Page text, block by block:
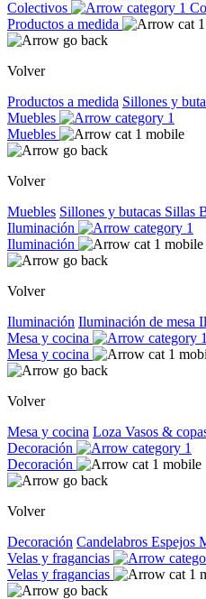
Colectivos
Productos a medida
Volver
Productos a medida Sillones y
Muebles
Muebles
Volver
Muebles Sillones y butacas Sillas
Iluminación
Iluminación
Volver
Iluminación Iluminación de mesa
Mesa y cocina
Mesa y cocina
Volver
Mesa y cocina Loza Vasos &
Decoración
Decoración
Volver
Decoración Candelabros Espejos
Velas y fragancias
Velas y fragancias